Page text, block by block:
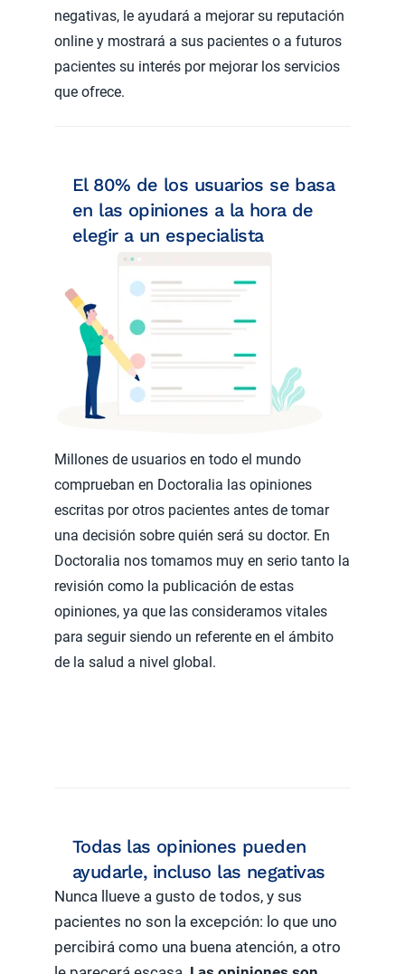
negativas, le ayudará a mejorar su reputación
online y mostrará a sus pacientes o a futuros
pacientes su interés por mejorar los servicios
que ofrece.
El 80% de los usuarios se basa
en las opiniones a la hora de
elegir a un especialista
Millones de usuarios en todo el mundo
comprueban en Doctoralia las opiniones
escritas por otros pacientes antes de tomar
una decisión sobre quién será su doctor. En
Doctoralia nos tomamos muy en serio tanto la
revisión como la publicación de estas
opiniones, ya que las consideramos vitales
para seguir siendo un referente en el ámbito
de la salud a nivel global.
Todas las opiniones pueden
ayudarle, incluso las negativas
Nunca llueve a gusto de todos, y sus
pacientes no son la excepción: lo que uno
percibirá como una buena atención, a otro